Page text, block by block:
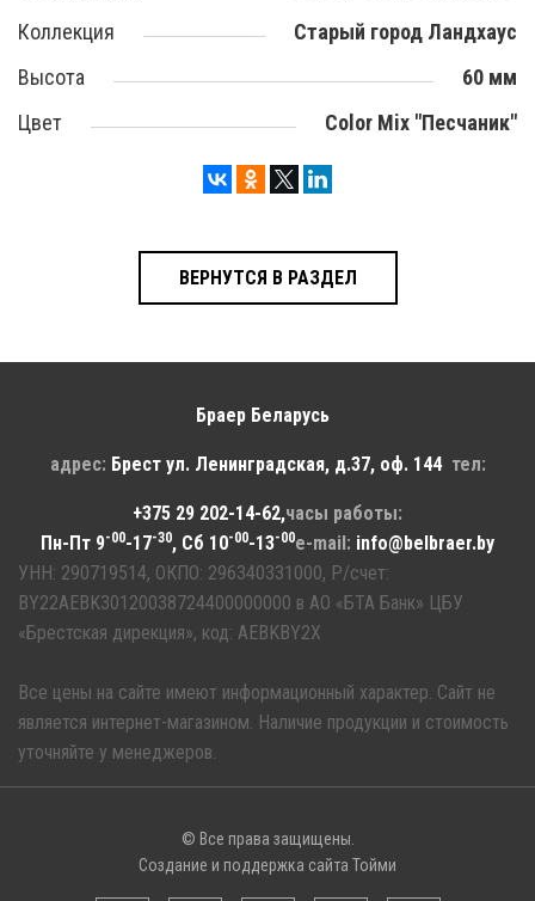
Коллекция
Старый город Ландхаус
Высота
60 мм
Цвет
Color Mix "Песчаник"
ВЕРНУТСЯ В РАЗДЕЛ
Браер Беларусь
адрес: Брест ул. Ленинградская, д.37, оф. 144 тел:
+375 29 202-14-62,часы работы:
Пн-Пт 9-00-17-30, Сб 10-00-13-00e-mail: info@belbraer.by
УНН: 290719514, ОКПО: 296340331000, Р/счет:
BY22AEBK30120038724400000000 в АО «БТА Банк» ЦБУ
«Брестская дирекция», код: AEBKBY2X
Все цены на сайте имеют информационный характер. Сайт не
является интернет-магазином. Наличие продукции и стоимость
уточняйте у менеджеров.
© Все права защищены.
Создание и поддержка сайта Тойми